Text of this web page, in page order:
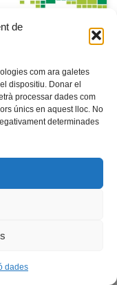
de
com ara galetes
dispositiu. Donar el
processar dades com
únics en aquest lloc. No
determinades
dades